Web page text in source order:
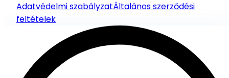
Adatvédelmi szabályzatÁltalános szerződési
feltételek